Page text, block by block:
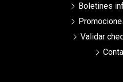
Boletines
Validar